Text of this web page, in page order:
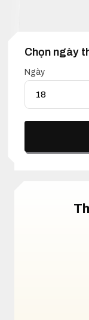
Chọn ngày
Ngày
1. Xem ngày
Lịch
Lịch